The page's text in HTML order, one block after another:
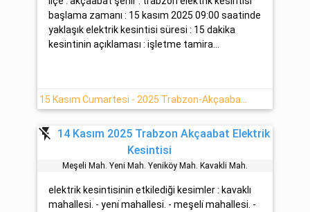
başlama zamanı : 15 kasım 2025 09:00 saatinde
yaklaşık elektrik kesintisi süresi : 15 dakika
kesintinin açıklaması : işletme tamira...
flash_off
14 Kasım 2025 Trabzon Akçaabat Elektrik
Kesintisi
Meşeli̇ Mah. Yeni̇ Mah. Yeni̇köy Mah. Kavakli Mah.
elektrik kesintisinin etkilediği kesimler : kavaklı
mahallesi. - yeni̇ mahallesi. - meşeli̇ mahallesi. -